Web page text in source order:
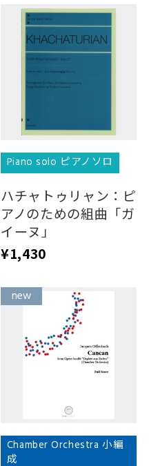
Piano solo ピアノソロ
ハチャトゥリャン：ピ
アノのための組曲「ガ
イーヌ」
¥1,430
new
Chamber Orchestra 小編
成
new